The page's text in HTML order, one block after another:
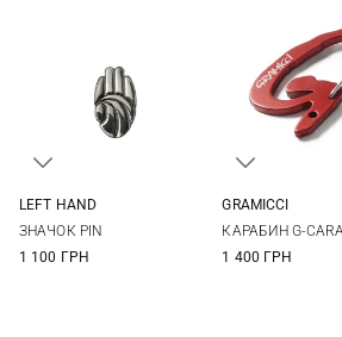
LEFT HAND
ЗНАЧОК PIN
1 100 ГРН
GRAMICCI
КАРАБИН G-
1 400 ГРН